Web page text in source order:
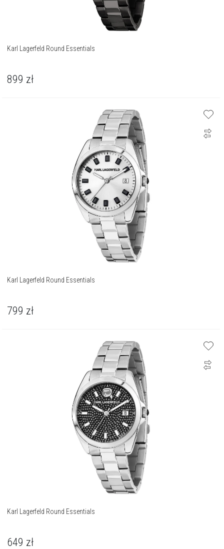
Karl Lagerfeld Round Essentials
899 zł
Karl Lagerfeld Round Essentials
799 zł
Karl Lagerfeld Round Essentials
649 zł